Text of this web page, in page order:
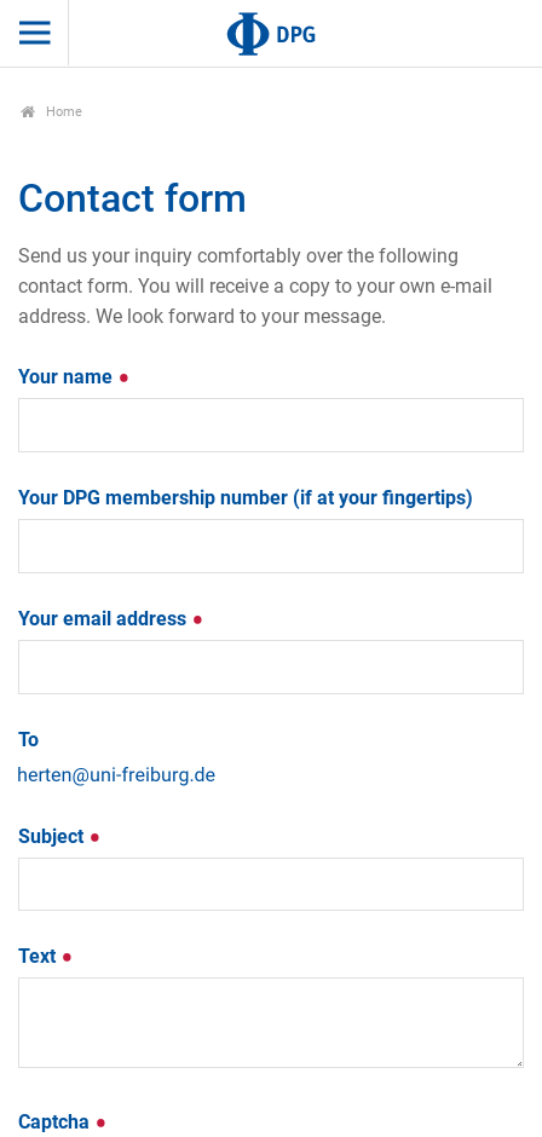
Home
Contact form
Send us your inquiry comfortably over the following
contact form. You will receive a copy to your own e-mail
address. We look forward to your message.
Your name
Your DPG membership number (if at your fingertips)
Your email address
To
Subject
Text
Captcha